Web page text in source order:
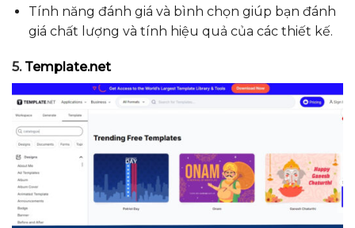
Tính năng đánh giá và bình chọn giúp bạn đánh
giá chất lượng và tính hiệu quả của các thiết kế.
5. Template.net